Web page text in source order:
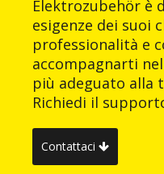
Elektrozubehör è
esigenze dei suoi
professionalità e
accompagnarti
più adeguato alla
Richiedi il
Contattaci